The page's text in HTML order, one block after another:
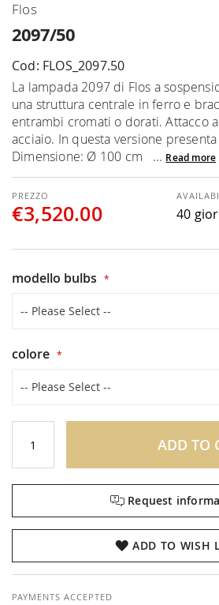
2097/50
Flos
Cod: FLOS_2097.50
La lampada 2097 di Flos a
una struttura centrale in ferro e
entrambi cromati o dorati. Attacco
acciaio. In questa versione
Dimensione: Ø 100 cm ... Read more
€3,520.00 40
modello bulbs
colore
ADD TO
Request
ADD TO WISH
PAYMENTS ACCEPTED
Skip
the
beginning
of
the
images
gallery